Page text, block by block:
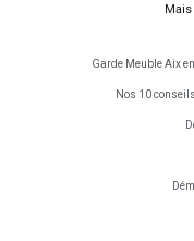
Garde Meuble Aix
Nos 10